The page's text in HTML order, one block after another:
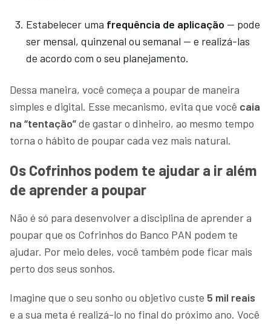
Estabelecer uma frequência de aplicação — pode
ser mensal, quinzenal ou semanal — e realizá-las
de acordo com o seu planejamento.
Dessa maneira, você começa a poupar de maneira
simples e digital. Esse mecanismo, evita que você caia
na “tentação”de gastar o dinheiro, ao mesmo tempo
torna o hábito de poupar cada vez mais natural.
Os Cofrinhos podem te ajudar a ir além
de aprender a poupar
Não é só para desenvolver a disciplina de aprender a
poupar que os Cofrinhos do Banco PAN podem te
ajudar. Por meio deles, você também pode ficar mais
perto dos seus sonhos.
Imagine que o seu sonho ou objetivo custe 5 mil reais
e a sua meta é realizá-lo no final do próximo ano. Você